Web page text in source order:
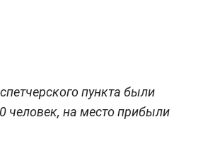
пункта были
человек, на место прибыли